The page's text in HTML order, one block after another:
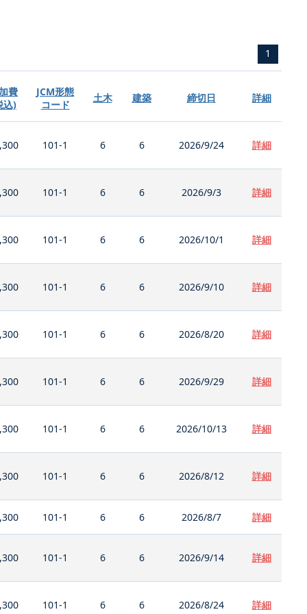
1
費
込)
JCM形態
コード
土木 建築 締切日 詳細
101-1 6 6 2026/9/24 詳細
101-1 6 6 2026/9/3 詳細
101-1 6 6 2026/10/1 詳細
101-1 6 6 2026/9/10 詳細
101-1 6 6 2026/8/20 詳細
101-1 6 6 2026/9/29 詳細
101-1 6 6 2026/10/13 詳細
101-1 6 6 2026/8/12 詳細
101-1 6 6 2026/8/7 詳細
101-1 6 6 2026/9/14 詳細
101-1 6 6 2026/8/24 詳細